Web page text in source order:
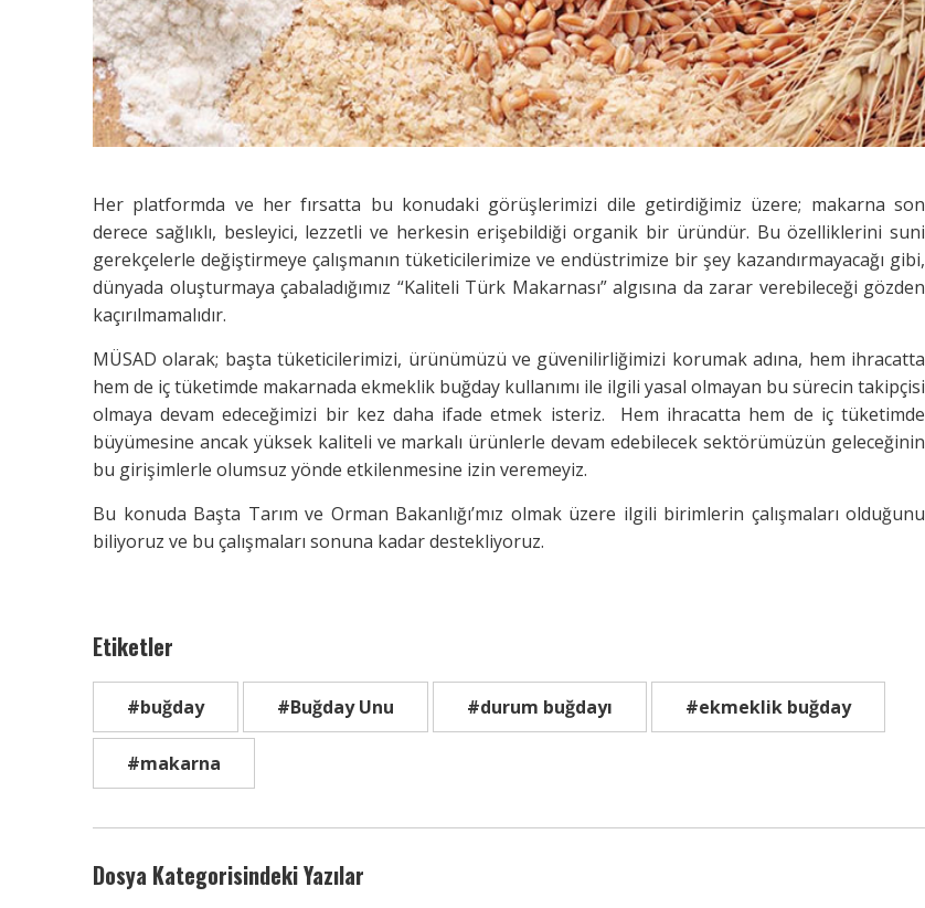
Her platformda ve her fırsatta bu konudaki görüşlerimizi dile getirdiğimiz üzere; makarna son
derece sağlıklı, besleyici, lezzetli ve herkesin erişebildiği organik bir üründür. Bu özelliklerini suni
gerekçelerle değiştirmeye çalışmanın tüketicilerimize ve endüstrimize bir şey kazandırmayacağı gibi,
dünyada oluşturmaya çabaladığımız “Kaliteli Türk Makarnası” algısına da zarar verebileceği gözden
kaçırılmamalıdır.
MÜSAD olarak; başta tüketicilerimizi, ürünümüzü ve güvenilirliğimizi korumak adına, hem ihracatta
hem de iç tüketimde makarnada ekmeklik buğday kullanımı ile ilgili yasal olmayan bu sürecin takipçisi
olmaya devam edeceğimizi bir kez daha ifade etmek isteriz. Hem ihracatta hem de iç tüketimde
büyümesine ancak yüksek kaliteli ve markalı ürünlerle devam edebilecek sektörümüzün geleceğinin
bu girişimlerle olumsuz yönde etkilenmesine izin veremeyiz.
Bu konuda Başta Tarım ve Orman Bakanlığı’mız olmak üzere ilgili birimlerin çalışmaları olduğunu
biliyoruz ve bu çalışmaları sonuna kadar destekliyoruz.
Etiketler
#buğday #Buğday Unu #durum buğdayı #ekmeklik buğday
#makarna
Dosya Kategorisindeki Yazılar